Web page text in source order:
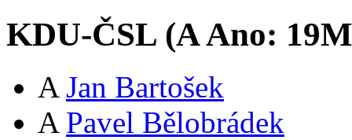
KDU-ČSL (AAno: 19M
A Jan Bartošek
A Pavel Bělobrádek